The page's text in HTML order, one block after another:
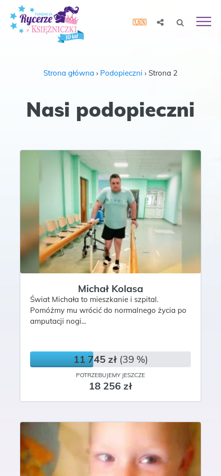
Strona główna › Podopieczni › Strona 2
Nasi podopieczni
Michał Kolasa
Świat Michała to mieszkanie i szpital.
Pomóżmy mu wrócić do normalnego życia po
amputacji nogi...
11 745 zł(39 %)
POTRZEBUJEMY JESZCZE
18 256 zł